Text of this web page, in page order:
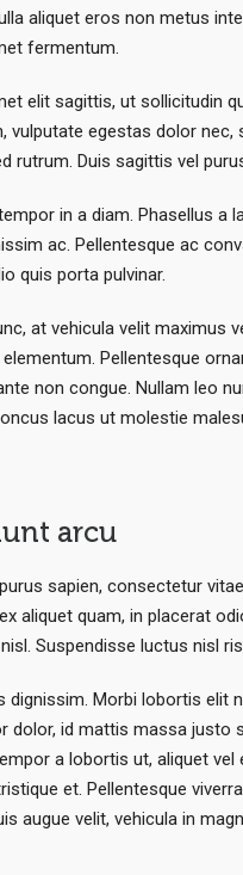
aliquet eros non metus
fermentum.
elit sagittis, ut sollicitudin
vulputate egestas dolor
rutrum. Duis sagittis vel
in a diam. Phasellus a
ac. Pellentesque ac
quis porta pulvinar.
at vehicula velit maximus
Pellentesque
non congue. Nullam leo
lacus ut molestie
arcu
sapien, consectetur
aliquet quam, in placerat
Suspendisse luctus nisl
dignissim. Morbi lobortis elit
dolor, id mattis massa justo
a lobortis ut, aliquet
et. Pellentesque
augue velit, vehicula in